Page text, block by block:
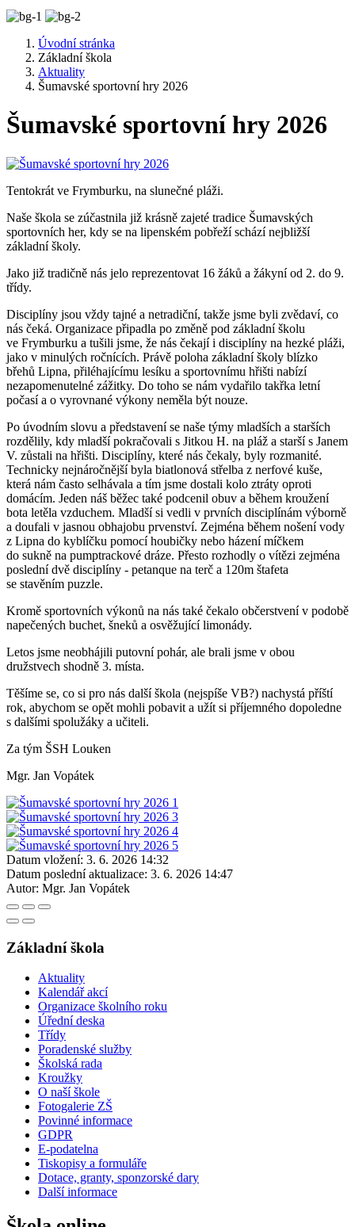
Úvodní stránka
Základní škola
Aktuality
Šumavské sportovní hry 2026
Šumavské sportovní hry 2026
Tentokrát ve Frymburku, na slunečné pláži.
Naše škola se zúčastnila již krásně zajeté tradice Šumavských
sportovních her, kdy se na lipenském pobřeží schází nejbližší
základní školy.
Jako již tradičně nás jelo reprezentovat 16 žáků a žákyní od 2. do 9.
třídy.
Disciplíny jsou vždy tajné a netradiční, takže jsme byli zvědaví, co
nás čeká. Organizace připadla po změně pod základní školu
ve Frymburku a tušili jsme, že nás čekají i disciplíny na hezké pláži,
jako v minulých ročnících. Právě poloha základní školy blízko
břehů Lipna, přiléhajícímu lesíku a sportovnímu hřišti nabízí
nezapomenutelné zážitky. Do toho se nám vydařilo takřka letní
počasí a o vyrovnané výkony neměla být nouze.
Po úvodním slovu a představení se naše týmy mladších a starších
rozdělily, kdy mladší pokračovali s Jitkou H. na pláž a starší s Janem
V. zůstali na hřišti. Disciplíny, které nás čekaly, byly rozmanité.
Technicky nejnáročnější byla biatlonová střelba z nerfové kuše,
která nám často selhávala a tím jsme dostali kolo ztráty oproti
domácím. Jeden náš běžec také podcenil obuv a během kroužení
bota letěla vzduchem. Mladší si vedli v prvních disciplínám výborně
a doufali v jasnou obhajobu prvenství. Zejména během nošení vody
z Lipna do kyblíčku pomocí houbičky nebo házení míčkem
do sukně na pumptrackové dráze. Přesto rozhodly o vítězi zejména
poslední dvě disciplíny - petanque na terč a 120m štafeta
se stavěním puzzle.
Kromě sportovních výkonů na nás také čekalo občerstvení v podobě
napečených buchet, šneků a osvěžující limonády.
Letos jsme neobhájili putovní pohár, ale brali jsme v obou
družstvech shodně 3. místa.
Těšíme se, co si pro nás další škola (nejspíše VB?) nachystá příští
rok, abychom se opět mohli pobavit a užít si příjemného dopoledne
s dalšími spolužáky a učiteli.
Za tým ŠSH Louken
Mgr. Jan Vopátek
Datum vložení: 3. 6. 2026 14:32
Datum poslední aktualizace: 3. 6. 2026 14:47
Autor: Mgr. Jan Vopátek
Základní škola
Aktuality
Kalendář akcí
Organizace školního roku
Úřední deska
Třídy
Poradenské služby
Školská rada
Kroužky
O naší škole
Fotogalerie ZŠ
Povinné informace
GDPR
E-podatelna
Tiskopisy a formuláře
Dotace, granty, sponzorské dary
Další informace